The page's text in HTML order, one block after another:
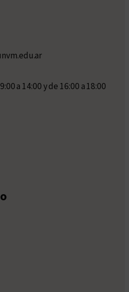
a 14:00 y de 16:00 a 18:00